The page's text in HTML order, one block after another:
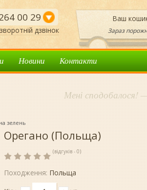
00 29
дзвінок
Ваш
Зараз
Новини Контакти
Мені сподобалося!
зелень
Орегано (Польща)
(відгуків - 0)
Походження: Польща